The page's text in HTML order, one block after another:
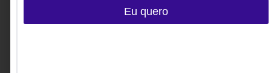
Eu quero